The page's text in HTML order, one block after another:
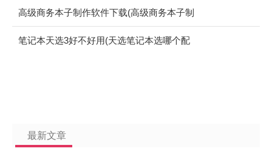
么)
高级商务本子制作软件下载(高级商务本子制
作软件下载安装)
笔记本天选3好不好用(天选笔记本选哪个配
最新文章